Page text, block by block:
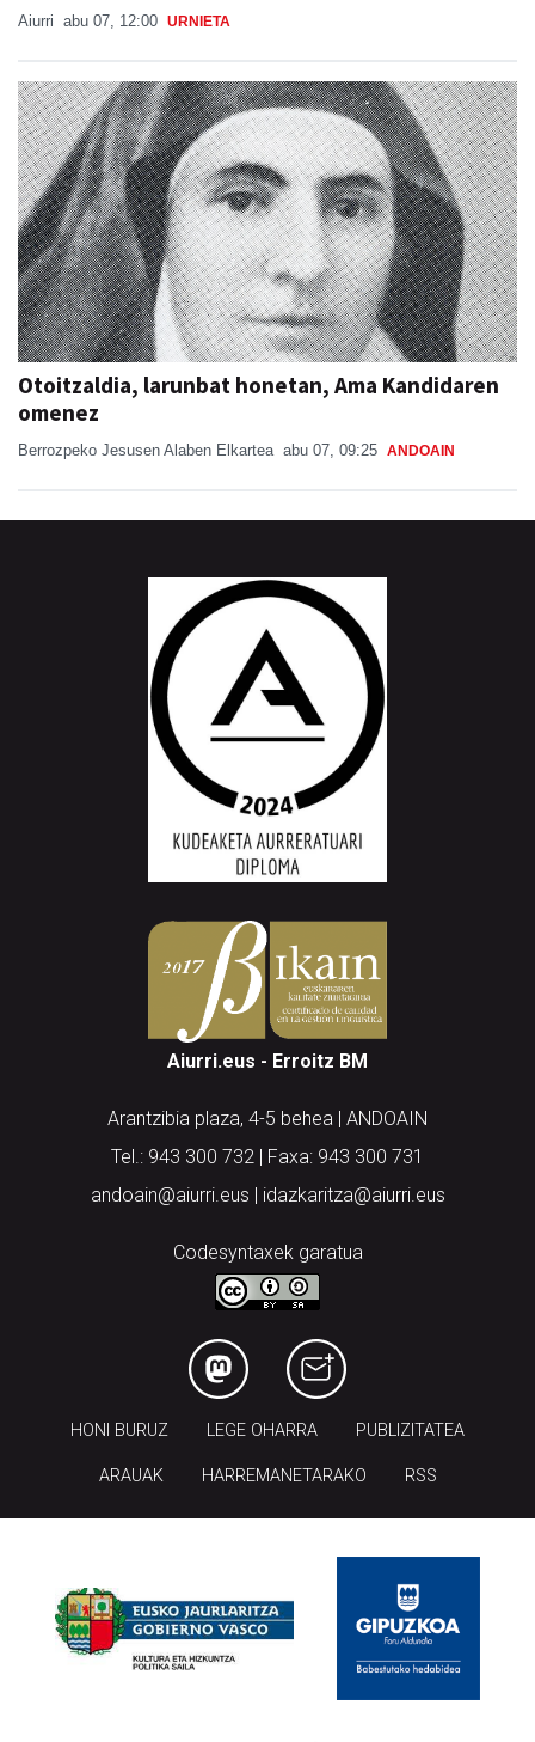
Aiurri abu 07, 12:00 URNIETA
Otoitzaldia, larunbat honetan, Ama Kandidaren
omenez
Berrozpeko Jesusen Alaben Elkartea abu 07, 09:25 ANDOAIN
Aiurri.eus - Erroitz BM
Arantzibia plaza, 4-5 behea | ANDOAIN
Tel.: 943 300 732 | Faxa: 943 300 731
andoain@aiurri.eus | idazkaritza@aiurri.eus
Codesyntaxek garatua
HONI BURUZ LEGE OHARRA PUBLIZITATEA
ARAUAK HARREMANETARAKO RSS